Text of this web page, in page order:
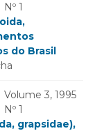
Nº 1
do Brasil
Volume 3, 1995
Nº 1
grapsidae),